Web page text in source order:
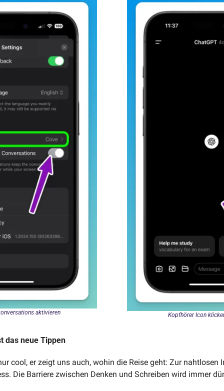
aktivieren Kopfhörer Icon
das neue Tippen
cool, er zeigt uns auch, wohin die Reise geht: Zur nahtlosen
Die Barriere zwischen Denken und Schreiben wird immer